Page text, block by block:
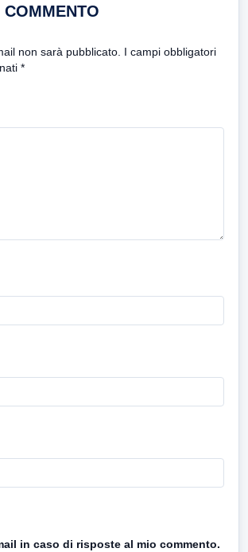
non sarà pubblicato. I campi obbligatori
*
in caso di risposte al mio commento.